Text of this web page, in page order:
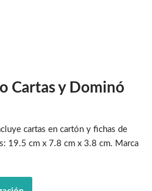
Cartas y Dominó
cartas en cartón y fichas de
19.5 cm x 7.8 cm x 3.8 cm. Marca